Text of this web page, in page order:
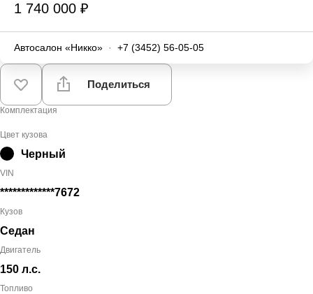
1 740 000 ₽
Автосалон «Никко» · +7 (3452) 56-05-05
Поделиться
Комплектация
Цвет кузова
Черный
VIN
*************7672
Кузов
Седан
Двигатель
150 л.с.
Топливо